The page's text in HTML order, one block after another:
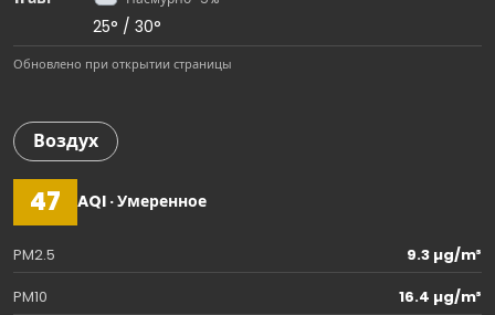
25° / 30°
Обновлено при открытии страницы
Воздух
47 AQI · Умеренное
PM2.5
9.3 µg/m³
PM10
16.4 µg/m³